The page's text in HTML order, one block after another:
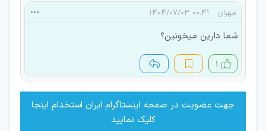
مهران ۰۰:۴۱ ۱۴۰۴/۰۷/۰۳
شما دارین میخونین؟
۱
جهت عضویت در صفحه اینستاگرام ایران استخدام اینجا
کلیک نمایید